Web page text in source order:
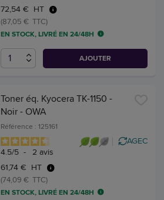
72,54 € HT
(87,05 € TTC)
EN STOCK, LIVRÉ EN 24/48H
AJOUTER
Toner éq. Kyocera TK-1150 -
Noir - OWA
Référence : 125161
4.5/5 - 2 avis
AGEC
61,74 € HT
(74,09 € TTC)
EN STOCK, LIVRÉ EN 24/48H